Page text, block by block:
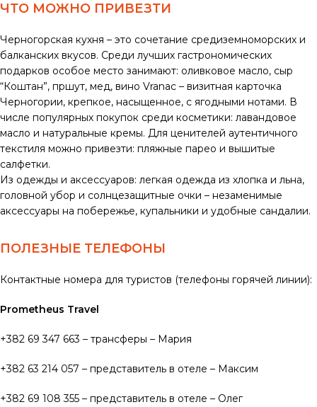
ЧТО МОЖНО ПРИВЕЗТИ
Черногорская кухня – это сочетание средиземноморских и
балканских вкусов. Среди лучших гастрономических
подарков особое место занимают: оливковое масло, сыр
“Коштан”, пршут, мед, вино Vranac – визитная карточка
Черногории, крепкое, насыщенное, с ягодными нотами. В
числе популярных покупок среди косметики: лавандовое
масло и натуральные кремы. Для ценителей аутентичного
текстиля можно привезти: пляжные парео и вышитые
салфетки.
Из одежды и аксессуаров: легкая одежда из хлопка и льна,
головной убор и солнцезащитные очки – незаменимые
аксессуары на побережье, купальники и удобные сандалии.
ПОЛЕЗНЫЕ ТЕЛЕФОНЫ
Контактные номера для туристов (телефоны горячей линии):
Prometheus Travel
+382 69 347 663 – трансферы – Мария
+382 63 214 057 – представитель в отеле – Максим
+382 69 108 355 – представитель в отеле – Олег